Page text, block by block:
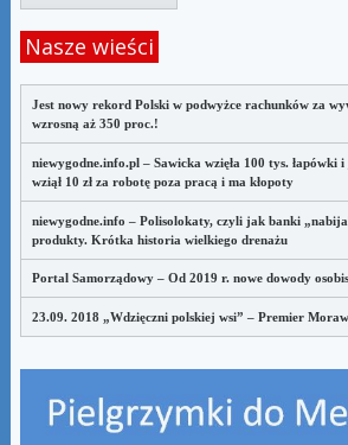
Nasze wieści
Jest nowy rekord Polski w podwyżce rachunków za
wzrosną aż 350 proc.!
niewygodne.info.pl – Sawicka wzięła 100 tys. łapówki
wziął 10 zł za robotę poza pracą i ma kłopoty
niewygodne.info – Polisolokaty, czyli jak banki
produkty. Krótka historia wielkiego drenażu
Portal Samorządowy – Od 2019 r. nowe dowody
23.09. 2018 „Wdzięczni polskiej wsi” – Premier